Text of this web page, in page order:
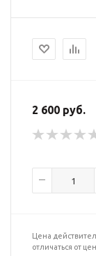
2 600 руб.
Цена
отличаться от